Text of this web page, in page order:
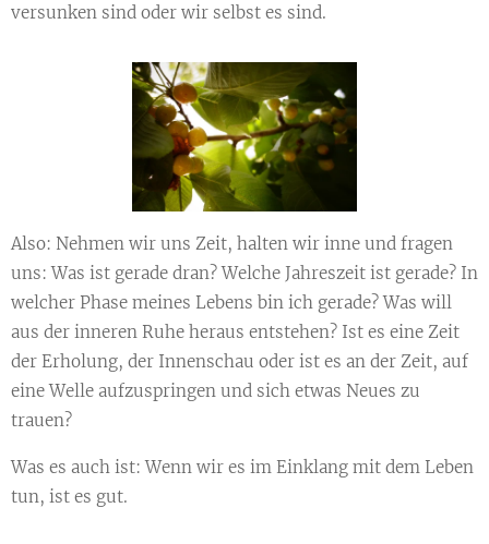
versunken sind oder wir selbst es sind.
Also: Nehmen wir uns Zeit, halten wir inne und fragen
uns: Was ist gerade dran? Welche Jahreszeit ist gerade? In
welcher Phase meines Lebens bin ich gerade? Was will
aus der inneren Ruhe heraus entstehen? Ist es eine Zeit
der Erholung, der Innenschau oder ist es an der Zeit, auf
eine Welle aufzuspringen und sich etwas Neues zu
trauen?
Was es auch ist: Wenn wir es im Einklang mit dem Leben
tun, ist es gut.